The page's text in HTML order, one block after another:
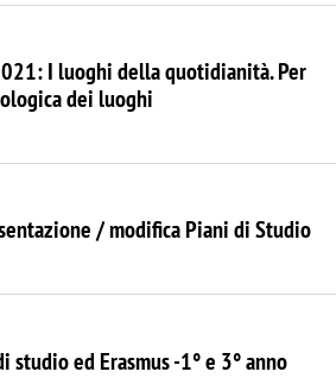
I luoghi della quotidianità. Per
dei luoghi
/ modifica Piani di Studio
ed Erasmus -1° e 3° anno